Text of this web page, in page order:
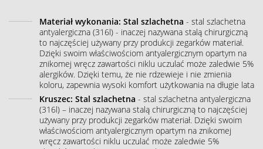
Materiał wykonania: Stal szlachetna - stal szlachetna
antyalergiczna (316l) - inaczej nazywana stalą chirurgiczną
to najczęściej używany przy produkcji zegarków materiał.
Dzięki swoim właściwościom antyalergicznym opartym na
znikomej wręcz zawartości niklu uczulać może zaledwie 5%
alergików. Dzięki temu, że nie rdzewieje i nie zmienia
koloru, zapewnia wysoki komfort użytkowania na długie lata
Kruszec: Stal szlachetna - stal szlachetna antyalergiczna
(316l) – inaczej nazywana stalą chirurgiczną to najczęściej
używany przy produkcji zegarków materiał. Dzięki swoim
właściwościom antyalergicznym opartym na znikomej
wręcz zawartości niklu uczulać może zaledwie 5%